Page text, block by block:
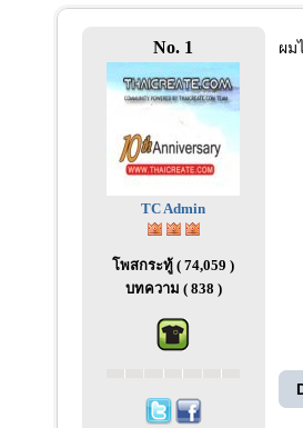
No. 1
TC Admin
โพสกระทู้ ( 74,059 )
บทความ ( 838 )
ผม